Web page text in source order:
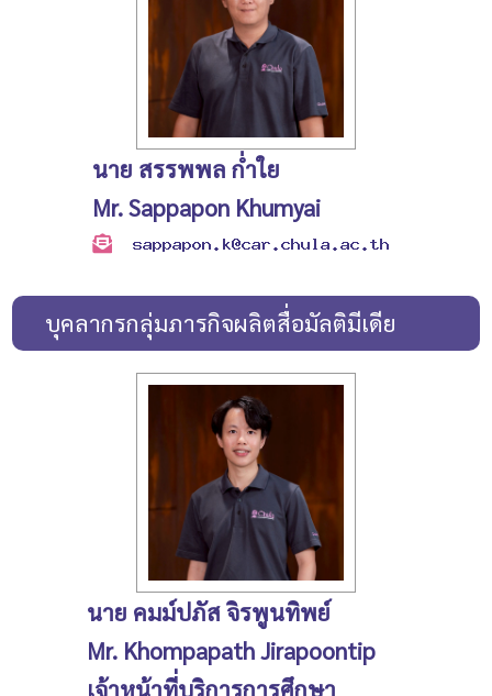
นาย สรรพพล ก่ำใย
Mr. Sappapon Khumyai
บุคลากรกลุ่มภารกิจผลิตสื่อมัลติมีเดีย
นาย คมม์ปภัส จิรพูนทิพย์
Mr. Khompapath Jirapoontip
เจ้าหน้าที่บริการการศึกษา